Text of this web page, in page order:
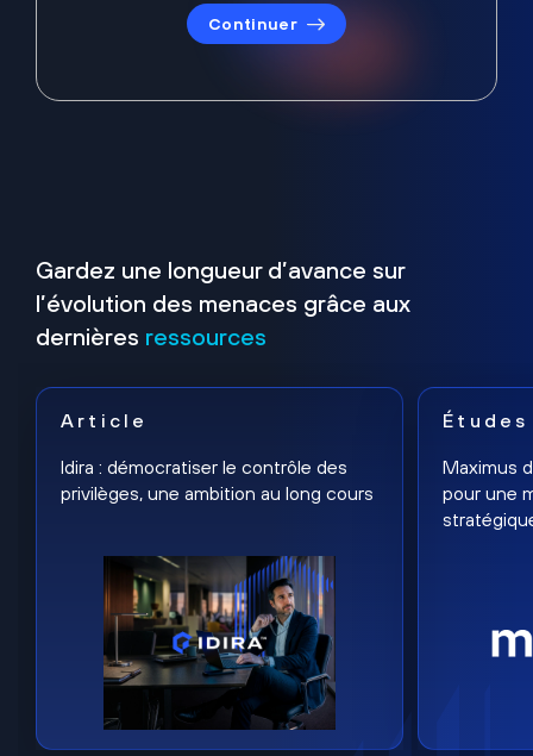
Continuer
Gardez une longueur d’avance sur
l’évolution des menaces grâce aux
dernières ressources
Article
Idira : démocratiser le contrôle des
privilèges, une ambition au long cours
Études
Maximus
pour une